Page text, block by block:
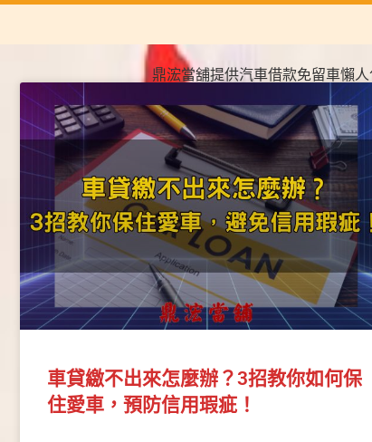
鼎浤當舖提供汽車借款免留車懶
車貸繳不出來怎麼辦？3招教你如何保
住愛車，預防信用瑕疵！